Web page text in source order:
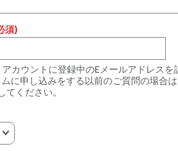
須)
カウントに登録中のEメールアドレスを
に申し込みをする以前のご質問の場合
ください。